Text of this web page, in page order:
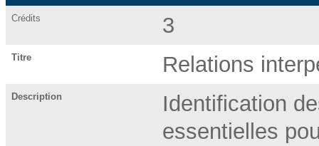
Crédits 3
Titre Relations
Description
Identification
essentielles